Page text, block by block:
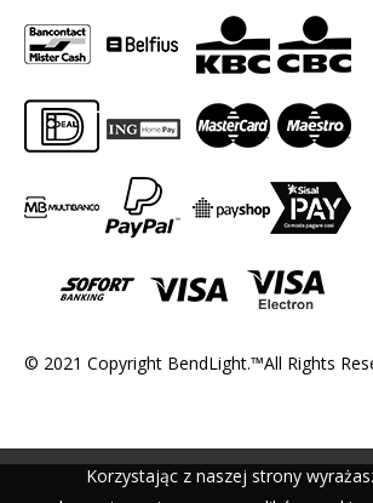
© 2021 Copyright BendLight.™All Rights
Korzystając z naszej strony